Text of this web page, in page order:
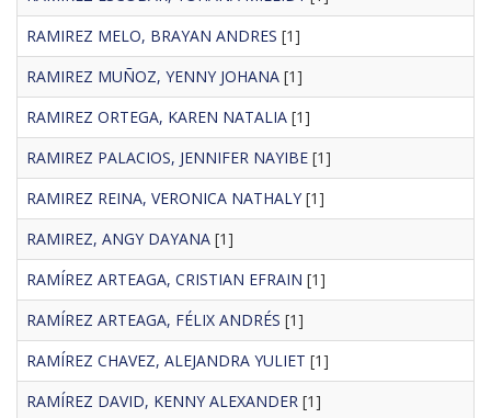
RAMIREZ MELO, BRAYAN ANDRES [1]
RAMIREZ MUÑOZ, YENNY JOHANA [1]
RAMIREZ ORTEGA, KAREN NATALIA [1]
RAMIREZ PALACIOS, JENNIFER NAYIBE [1]
RAMIREZ REINA, VERONICA NATHALY [1]
RAMIREZ, ANGY DAYANA [1]
RAMÍREZ ARTEAGA, CRISTIAN EFRAIN [1]
RAMÍREZ ARTEAGA, FÉLIX ANDRÉS [1]
RAMÍREZ CHAVEZ, ALEJANDRA YULIET [1]
RAMÍREZ DAVID, KENNY ALEXANDER [1]